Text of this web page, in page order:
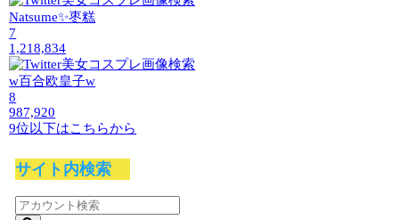
Natsume✨枣糕
7
1,218,834
w百合欧皇子w
8
987,920
9位以下はこちらから
サイト内検索